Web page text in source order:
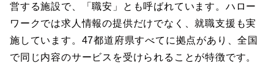
営する施設で、「職安」とも呼ばれています。ハロー
ワークでは求人情報の提供だけでなく、就職支援も実
施しています。47都道府県すべてに拠点があり、全国
で同じ内容のサービスを受けられることが特徴です。